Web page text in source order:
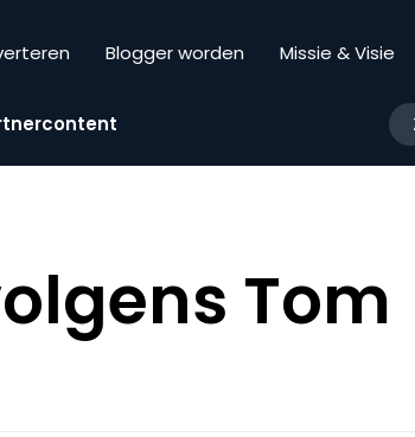
Blogger worden Missie & Visie
Tom